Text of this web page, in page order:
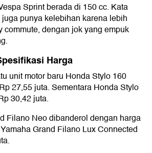
Sprint berada di 150 cc. Kata
punya kelebihan karena lebih
commute, dengan jok yang empuk
Harga
unit motor baru Honda Stylo 160
27,55 juta. Sementara Honda Stylo
30,42 juta.
Filano Neo dibanderol dengan harga
Grand Filano Lux Connected